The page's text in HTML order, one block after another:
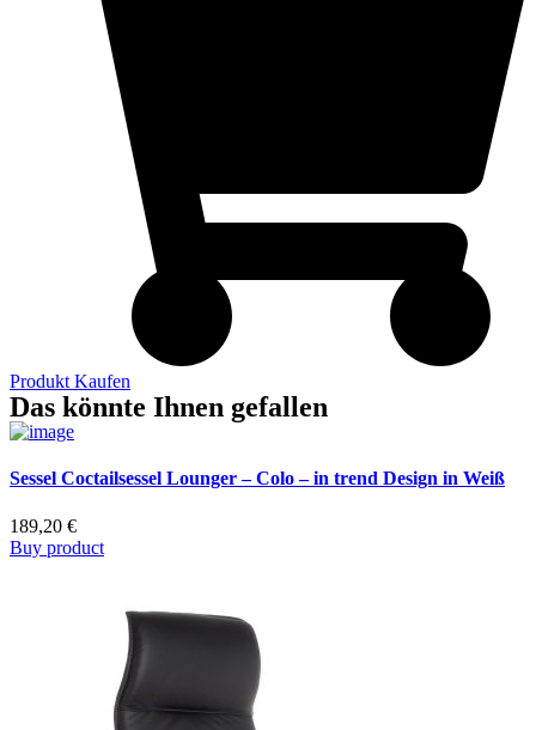
Produkt Kaufen
Das könnte Ihnen gefallen
Sessel Coctailsessel Lounger – Colo – in trend Design in Weiß
189,20 €
Buy product